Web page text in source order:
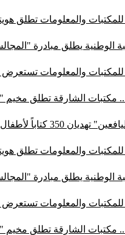
والمعلومات تطلق
الوطنية يطلق مبادرة
للمكتبات والمعلومات تستعرض
.. مكتبات الشارقة تطلق مخيم
لأطفال "الإمارات الإنسانية"
والمعلومات تطلق
الوطنية يطلق مبادرة
للمكتبات والمعلومات تستعرض
.. مكتبات الشارقة تطلق مخيم